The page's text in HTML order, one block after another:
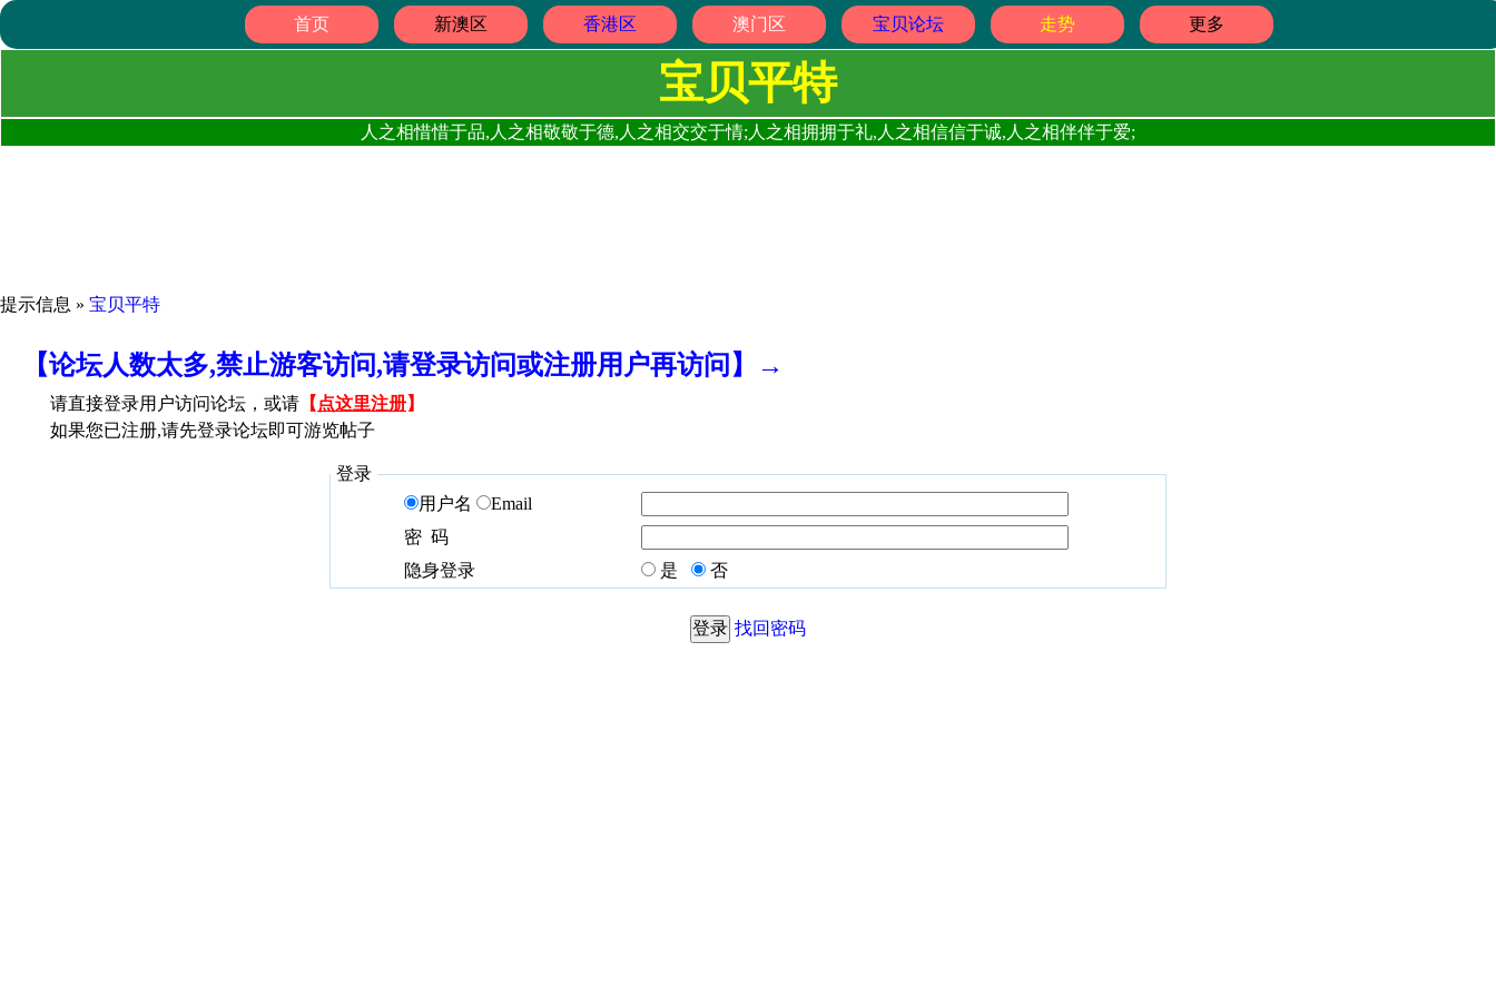
首页 新澳区 香港区 澳门区 宝贝论坛 走势 更多
宝贝平特
人之相惜惜于品,人之相敬敬于德,人之相交交于情;人之相拥拥于礼,人之相信信于诚,人之相伴伴于爱;
提示信息 » 宝贝平特
【论坛人数太多,禁止游客访问,请登录访问或注册用户再访问】→
请直接登录用户访问论坛，或请 【 点这里注册】
如果您已注册,请先登录论坛即可游览帖子
登录
用户名
Email
密 码
隐身登录
是 否
找回密码